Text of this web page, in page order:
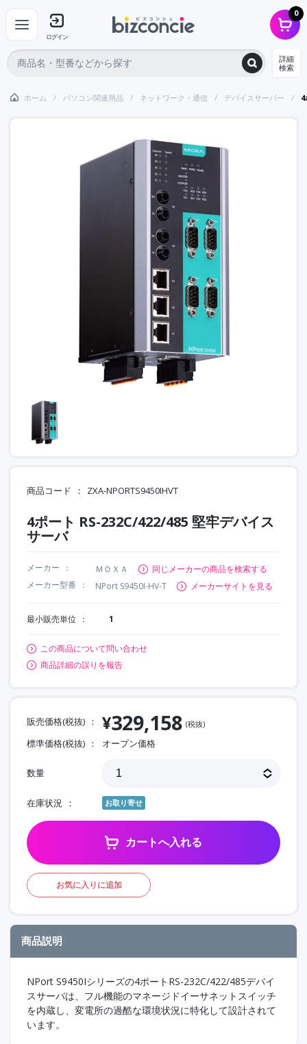
ログイン
0
詳細
検索
ホーム パソコン関連用品 ネットワーク・通信 デバイスサーバー
商品コード ZXA-NPORTS9450IHVT
4ポート RS-232C/422/485 堅牢デバイス
サーバ
メーカー ＭＯＸＡ
同じメーカーの商品を検索する
メーカー型番
NPort S9450I-HV-T メーカーサイトを見る
最小販売単位 1
この商品について問い合わせ
商品詳細の誤りを報告
販売価格(税抜) ¥329,158 (税抜)
標準価格(税抜) オープン価格
数量
在庫状況 お取り寄せ
カートへ入れる
お気に入りに追加
商品説明
NPort S9450Iシリーズの4ポートRS-232C/422/485デバイ
スサーバは、フル機能のマネージドイーサネットスイッチ
を内蔵し、変電所の過酷な環境状況に特化して設計されて
います。